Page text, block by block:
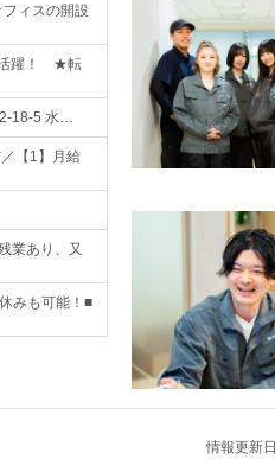
ィスの開設
活躍！ ★転
18-5 水…
【1】月給
業あり、又
みも可能！■
情報更新